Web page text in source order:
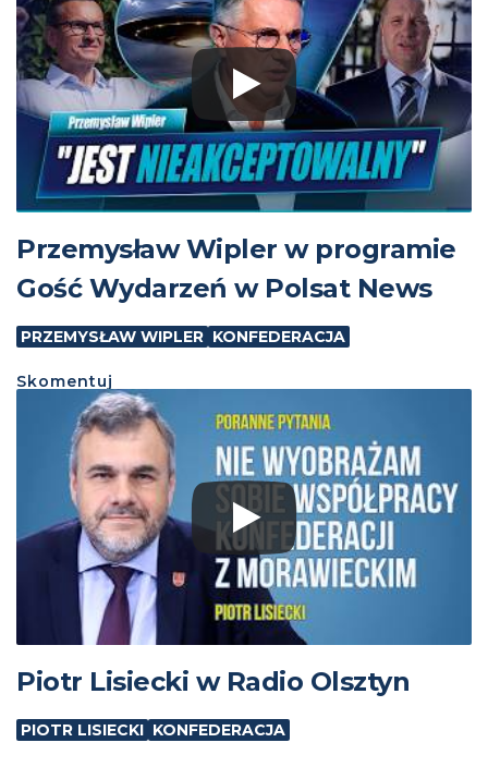
Przemysław Wipler w programie
Gość Wydarzeń w Polsat News
PRZEMYSŁAW WIPLER KONFEDERACJA
Skomentuj
Piotr Lisiecki w Radio Olsztyn
PIOTR LISIECKI KONFEDERACJA